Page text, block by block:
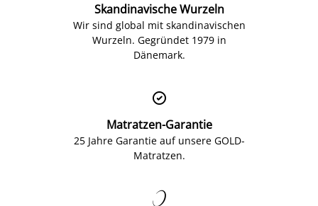
Skandinavische Wurzeln
Wir sind global mit skandinavischen
Wurzeln. Gegründet 1979 in
Dänemark.

Matratzen-Garantie
25 Jahre Garantie auf unsere GOLD-
Matratzen.
